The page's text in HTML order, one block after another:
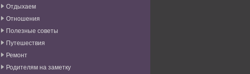
Отдыхаем
Отношения
Полезные советы
Путешествия
Ремонт
Родителям на заметку